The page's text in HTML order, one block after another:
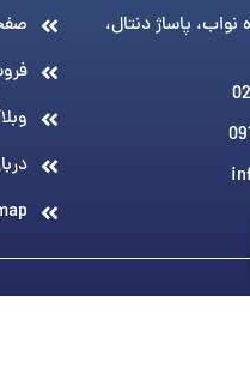
نواب، پاساژ دنتال،